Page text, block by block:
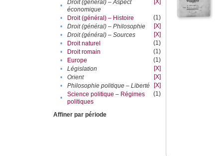
•
Droit (général) – Aspect
économique
[X]
• Droit (général) – Histoire
(1)
•
Droit (général) – Philosophie
[X]
•
Droit (général) – Sources
[X]
•
Droit naturel
(1)
•
Droit romain
(1)
•
Europe
(1)
•
Législation
[X]
•
Orient
[X]
•
Philosophie politique – Liberté
[X]
•
Science politique – Régimes
politiques
(1)
Affiner par période